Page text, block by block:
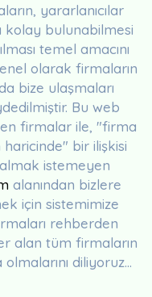
yararlanıcılar
kolay bulunabilmesi
temel amacını
olarak firmaların
bize ulaşmaları
Bu web
firmalar ile, "firma
bir ilişkisi
istemeyen
alanından bizlere
için sistemimize
rehberden
alan tüm firmaların
diliyoruz...